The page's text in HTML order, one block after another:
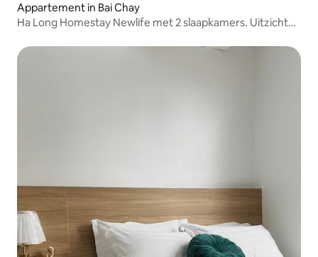
Appartement in Bai Chay
Ha Long Homestay Newlife met 2 slaapkamers. Uitzicht